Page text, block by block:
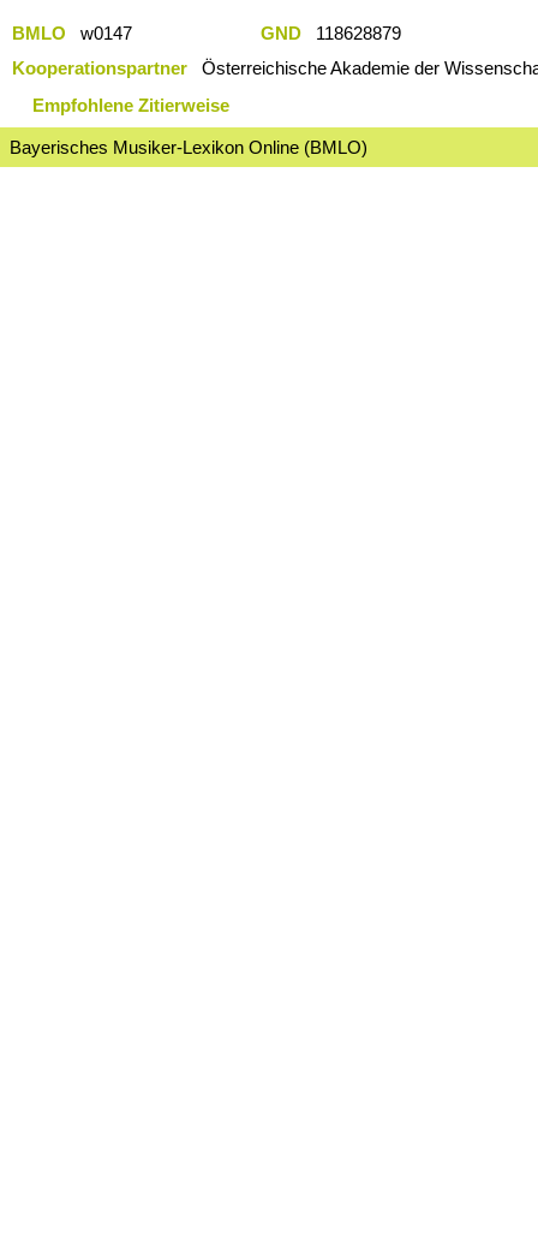
BMLO w0147 GND
118628879
Kooperationspartner
Österreichische Akademie der
Empfohlene Zitierweise
Bayerisches Musiker-Lexikon Online (BMLO)